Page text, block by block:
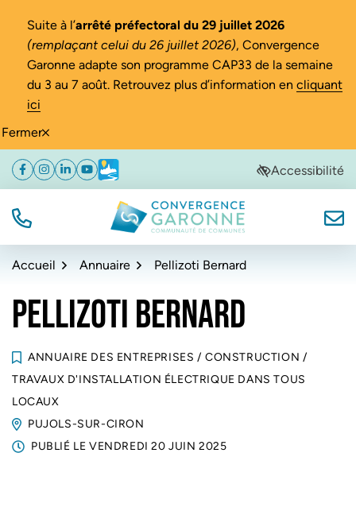
Fermer
Suite à l’arrêté préfectoral du 29 juillet 2026
(remplaçant celui du 26 juillet 2026), Convergence
Garonne adapte son programme CAP33 de la semaine
du 3 au 7 août. Retrouvez plus d’information en cliquant
ici
Aller
navigation
Aller
au
Aller
au
de
Facebook
(ouverture dans un nouvel onglet)
Instagram
(ouverture dans un nouvel onglet)
Linkedin
(ouverture dans un nouvel onglet)
YouTube
(ouverture dans un nouvel onglet)
Météo
(ouverture dans un nouvel onglet)Accessibilité
TÉL. Convergence Garonne
Accueil Annuaire Pellizoti Bernard
PELLIZOTI BERNARD
ANNUAIRE DES ENTREPRISES / CONSTRUCTION /
TRAVAUX D'INSTALLATION ÉLECTRIQUE DANS TOUS
LOCAUX
PUJOLS-SUR-CIRON
PUBLIÉ LE VENDREDI 20 JUIN 2025